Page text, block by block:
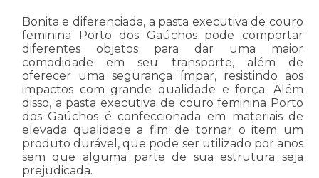
Bonita e diferenciada, a pasta executiva de couro
feminina Porto dos Gaúchos pode comportar
diferentes objetos para dar uma maior
comodidade em seu transporte, além de
oferecer uma segurança ímpar, resistindo aos
impactos com grande qualidade e força. Além
disso, a pasta executiva de couro feminina Porto
dos Gaúchos é confeccionada em materiais de
elevada qualidade a fim de tornar o item um
produto durável, que pode ser utilizado por anos
sem que alguma parte de sua estrutura seja
prejudicada.